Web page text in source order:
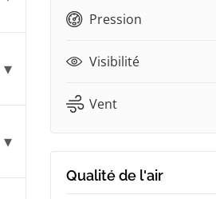
Pression
Visibilité
Vent
Qualité de l'air